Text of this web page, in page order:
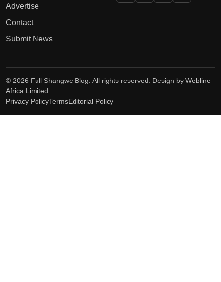
Advertise
Contact
Submit News
© 2026 Full Shangwe Blog. All rights reserved. Design by Webline
Africa Limited
Privacy PolicyTermsEditorial Policy